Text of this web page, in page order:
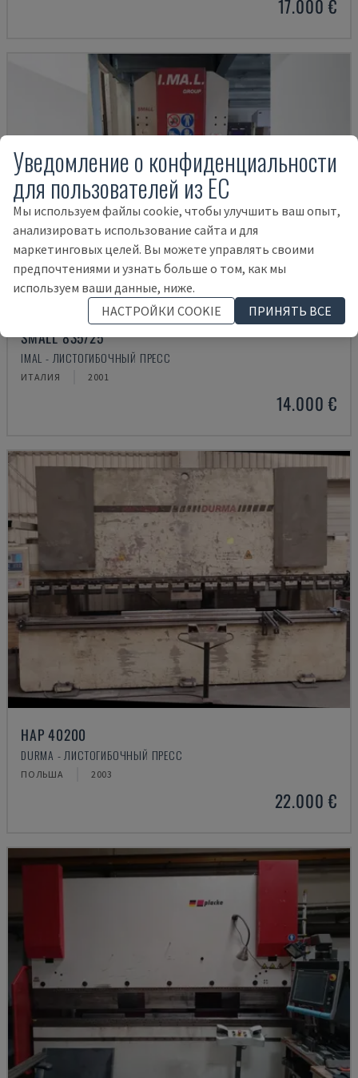
17.000 €
SMALL 835/25
IMAL - ЛИСТОГИБОЧНЫЙ ПРЕСС
ИТАЛИЯ 2001
14.000 €
HAP 40200
DURMA - ЛИСТОГИБОЧНЫЙ ПРЕСС
ПОЛЬША 2003
22.000 €
Уведомление о конфиденциальности
для пользователей из ЕС
Мы используем файлы cookie, чтобы улучшить ваш опыт,
анализировать использование сайта и для
маркетинговых целей. Вы можете управлять своими
предпочтениями и узнать больше о том, как мы
используем ваши данные, ниже.
НАСТРОЙКИ COOKIE
ПРИНЯТЬ ВСЕ